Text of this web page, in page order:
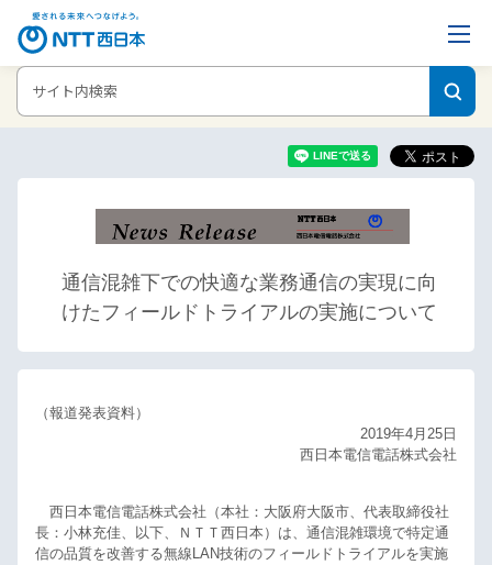
ホーム ニュースリリース
通信混雑下での快適な業務通信の実現に向け
たフィールドトライアルの実施について
通信混雑下での快適な業務通信の実現に向
けたフィールドトライアルの実施について
（報道発表資料）
2019年4月25日
西日本電信電話株式会社
西日本電信電話株式会社（本社：大阪府大阪市、代表取締役社
長：小林充佳、以下、ＮＴＴ西日本）は、通信混雑環境で特定通
信の品質を改善する無線LAN技術のフィールドトライアルを実施